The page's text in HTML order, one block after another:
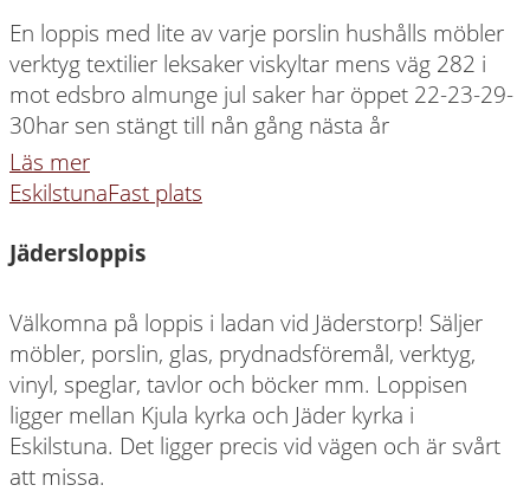
En loppis med lite av varje porslin hushålls möbler
verktyg textilier leksaker viskyltar mens väg 282 i
mot edsbro almunge jul saker har öppet 22-23-29-
30har sen stängt till nån gång nästa år
Läs mer
EskilstunaFast plats
Jädersloppis
Välkomna på loppis i ladan vid Jäderstorp! Säljer
möbler, porslin, glas, prydnadsföremål, verktyg,
vinyl, speglar, tavlor och böcker mm. Loppisen
ligger mellan Kjula kyrka och Jäder kyrka i
Eskilstuna. Det ligger precis vid vägen och är svårt
att missa.